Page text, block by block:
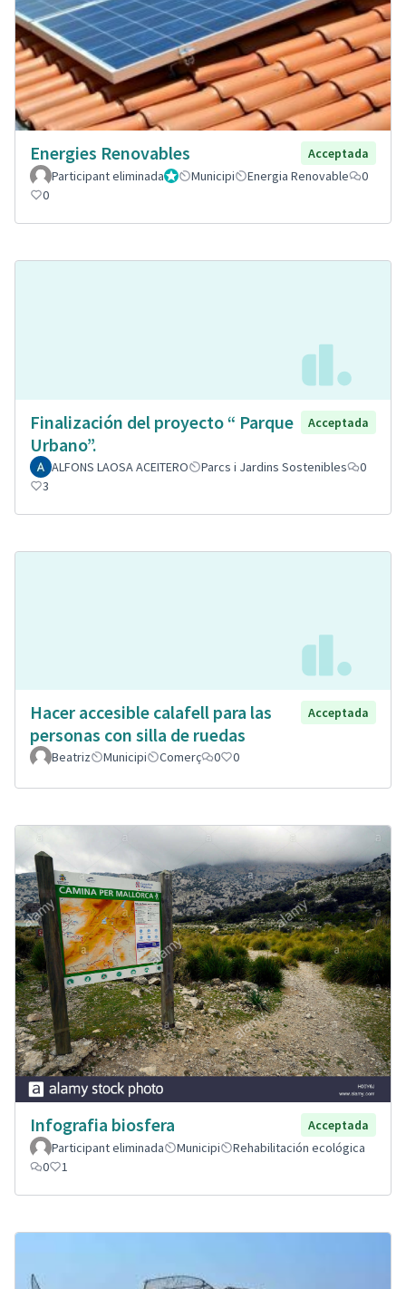
Energies Renovables
Acceptada
Participant eliminadaAdministrador
Municipi Energia Renovable
0
0
Finalización del proyecto “ Parque
Urbano”.
Acceptada
ALFONS LAOSA ACEITERO Parcs i Jardins Sostenibles
0
3
Hacer accesible calafell para las
personas con silla de ruedas
Acceptada
Beatriz Municipi Comerç 0 0
Infografia biosfera
Acceptada
Participant eliminada
Municipi
Rehabilitación ecológica
0
1